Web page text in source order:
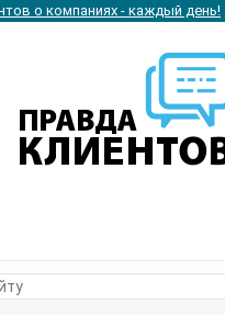
о компаниях - каждый день!